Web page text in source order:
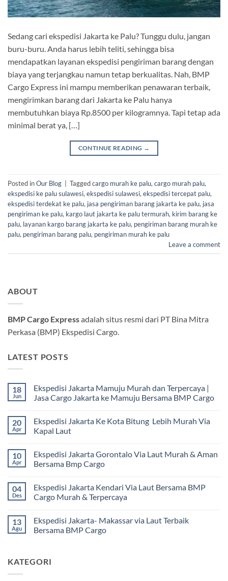
Sedang cari ekspedisi Jakarta ke Palu? Tunggu dulu, jangan
buru-buru. Anda harus lebih teliti, sehingga bisa
mendapatkan layanan ekspedisi pengiriman barang dengan
biaya yang terjangkau namun tetap berkualitas. Nah, BMP
Cargo Express ini mampu memberikan penawaran terbaik,
mengirimkan barang dari Jakarta ke Palu hanya
membutuhkan biaya Rp.8500 per kilogramnya. Tapi tetap ada
minimal berat ya, […]
CONTINUE READING →
Posted inOur Blog | Taggedcargo murah ke palu, cargo murah palu,
ekspedisi ke palu sulawesi, ekspedisi sulawesi, ekspedisi tercepat palu,
ekspedisi terdekat ke palu, jasa pengiriman barang jakarta ke palu, jasa
pengiriman ke palu, kargo laut jakarta ke palu termurah, kirim barang ke
palu, layanan kargo barang jakarta ke palu, pengiriman barang murah ke
palu, pengiriman barang palu, pengiriman murah ke palu
Leave a comment
ABOUT
BMP Cargo Expressadalah situs resmi dari PT Bina Mitra
Perkasa (BMP) Ekspedisi Cargo.
LATEST POSTS
18
Jun
Ekspedisi Jakarta Mamuju Murah dan Terpercaya |
Jasa Cargo Jakarta ke Mamuju Bersama BMP Cargo
komentar
pada
Ekspedisi
Murah
dan
Terpercaya
Cargo
Jakarta
ke
BMP
Cargo
20
Apr
Ekspedisi Jakarta Ke Kota Bitung Lebih Murah Via
Kapal Laut
komentar
pada
Ekspedisi
Kota
Bitung
Lebih
Kapal
Laut
10
Apr
Ekspedisi Jakarta Gorontalo Via Laut Murah & Aman
Bersama Bmp Cargo
komentar
pada
Ekspedisi
Via
Laut
Murah
Bmp
Cargo
04
Des
Ekspedisi Jakarta Kendari Via Laut Bersama BMP
Cargo Murah & Terpercaya
komentar
pada
Ekspedisi
Laut
Bersama
13
Agu
Ekspedisi Jakarta- Makassar via Laut Terbaik
Bersama BMP Cargo
pada
Ekspedisi
KATEGORI